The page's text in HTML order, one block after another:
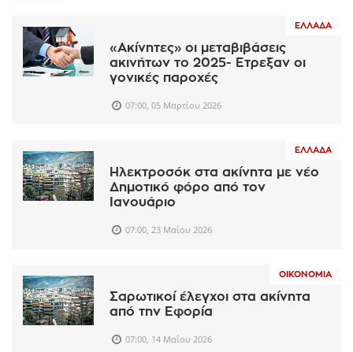
ΕΛΛΆΔΑ
«Ακίνητες» οι μεταβιβάσεις
ακινήτων το 2025- Ετρεξαν οι
γονικές παροχές
07:00, 05 Μαρτίου 2026
ΕΛΛΆΔΑ
Ηλεκτροσόκ στα ακίνητα με νέο
Δημοτικό φόρο από τον
Ιανουάριο
07:00, 23 Μαΐου 2026
ΟΙΚΟΝΟΜΊΑ
Σαρωτικοί έλεγχοι στα ακίνητα
από την Εφορία
07:00, 14 Μαΐου 2026